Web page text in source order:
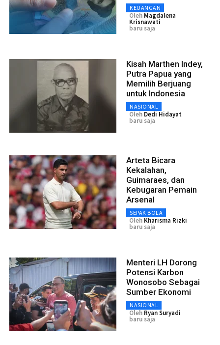
KEUANGAN
Oleh Magdalena
Krisnawati
baru saja
Kisah Marthen Indey,
Putra Papua yang
Memilih Berjuang
untuk Indonesia
NASIONAL
Oleh Dedi Hidayat
baru saja
Arteta Bicara
Kekalahan,
Guimaraes, dan
Kebugaran Pemain
Arsenal
SEPAK BOLA
Oleh Kharisma Rizki
baru saja
Menteri LH Dorong
Potensi Karbon
Wonosobo Sebagai
Sumber Ekonomi
NASIONAL
Oleh Ryan Suryadi
baru saja